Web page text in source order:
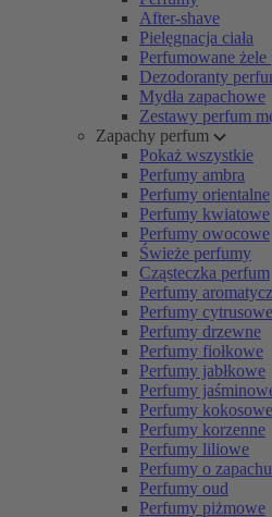
After-shave
Pielęgnacja ciała
Perfumowane
Dezodoranty
Mydła zapachowe
Zestawy perfum
Zapachy perfum
Pokaż wszystkie
Perfumy ambra
Perfumy orientalne
Perfumy kwiatowe
Perfumy owocowe
Świeże perfumy
Cząsteczka perfum
Perfumy
Perfumy cytrusowe
Perfumy drzewne
Perfumy fiołkowe
Perfumy jabłkowe
Perfumy
Perfumy kokosowe
Perfumy korzenne
Perfumy liliowe
Perfumy o
Perfumy oud
Perfumy piżmowe